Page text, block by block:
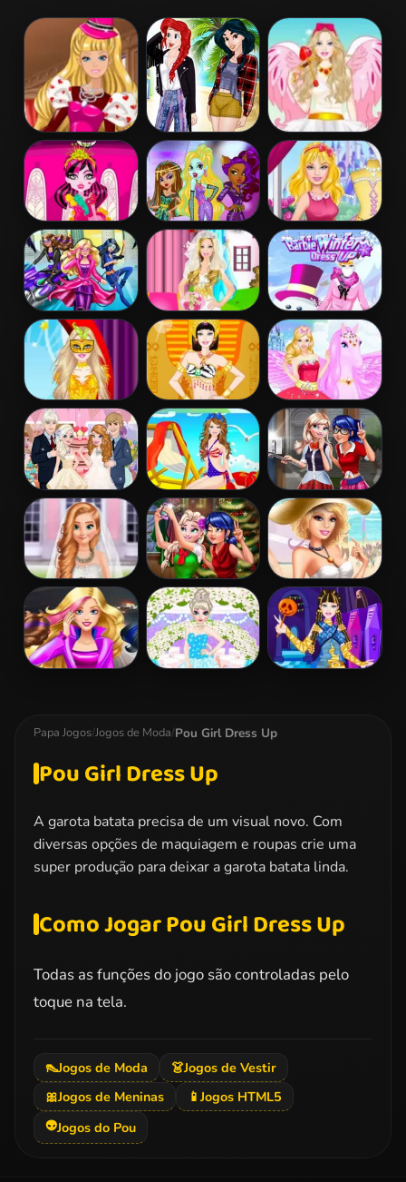
Barbie's
Valentine's
Patchwork
Dress
Princess
Coachella Style
Dress 1
Barbie Love
Dress Up
Draculaura
Princess Dress
Up
Princess Vs
Monster
Supermodel
Battle
Disney Princess
Design
Barbara Spy
Squad Dress up
Barbie Bride
Dress Up
Barbie Winter
Dress Up
Barbie
Masquerade
Dress Up
Barbie
Egyptian
Princess Dress
Up
Barbie And The
Pegasus
Elsa And Anna
Wedding Party
Barbie Colorful
Swimsuits
Dress Up
Ladybug Elsa
College Fashion
Frozen And
Ariel Wedding
Ladybug And
Elsa Xmas
Selfie
Barbies Sexy
Bikini Beach
Papa Jogos/Jogos de Moda/Pou Girl Dress Up
Pou Girl Dress Up
A garota batata precisa de um visual novo. Com
diversas opções de maquiagem e roupas crie uma
super produção para deixar a garota batata linda.
Como Jogar Pou Girl Dress Up
Todas as funções do jogo são controladas pelo
toque na tela.
👠Jogos de Moda 👗Jogos de Vestir
🎀Jogos de Meninas 📱 Jogos HTML5
👽Jogos do Pou